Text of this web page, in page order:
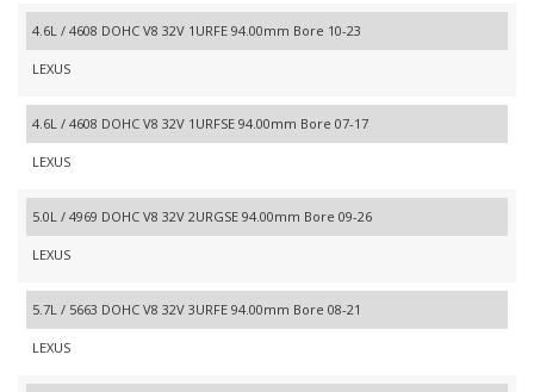
4.6L / 4608 DOHC V8 32V 1URFE 94.00mm Bore 10-23
LEXUS
4.6L / 4608 DOHC V8 32V 1URFSE 94.00mm Bore 07-17
LEXUS
5.0L / 4969 DOHC V8 32V 2URGSE 94.00mm Bore 09-26
LEXUS
5.7L / 5663 DOHC V8 32V 3URFE 94.00mm Bore 08-21
LEXUS